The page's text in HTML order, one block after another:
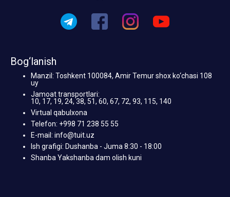
Bog‘lanish
Manzil: Toshkent 100084, Amir Temur shox ko‘chasi 108
uy
Jamoat transportlari:
10, 17, 19, 24, 38, 51, 60, 67, 72, 93, 115, 140
Virtual qabulxona
Telefon: +998 71 238 55 55
E-mail: info@tuit.uz
Ish grafigi: Dushanba - Juma 8:30 - 18:00
Shanba Yakshanba dam olish kuni